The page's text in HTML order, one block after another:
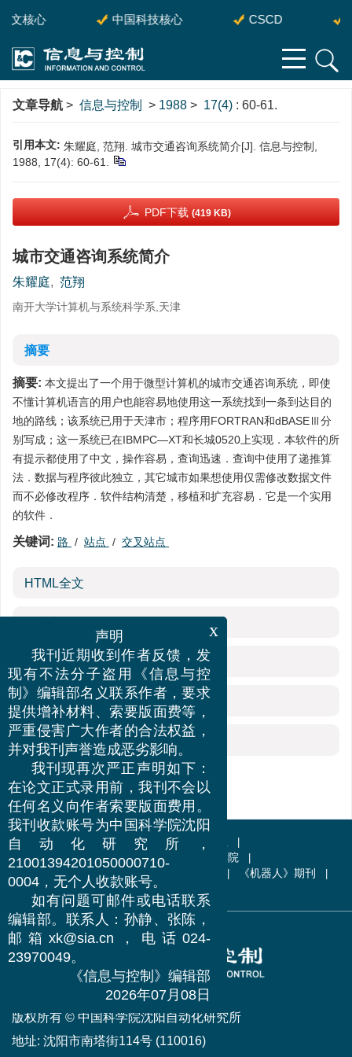
文核心 中国科技核心 CSCD
文章导航 > 信息与控制 > 1988 > 17(4) : 60-61.
引用本文: 朱耀庭, 范翔. 城市交通咨询系统简介[J]. 信息与控制,
1988, 17(4): 60-61.
PDF下载 (419 KB)
城市交通咨询系统简介
朱耀庭, 范翔
南开大学计算机与系统科学系,天津
摘要
摘要: 本文提出了一个用于微型计算机的城市交通咨询系统，即使
不懂计算机语言的用户也能容易地使用这一系统找到一条到达目的
地的路线；该系统已用于天津市；程序用FORTRAN和dBASEⅢ分
别写成；这一系统已在IBMPC—XT和长城0520上实现．本软件的所
有提示都使用了中文，操作容易，查询迅速．查询中使用了递推算
法．数据与程序彼此独立，其它城市如果想使用仅需修改数据文件
而不必修改程序．软件结构清楚，移植和扩充容易．它是一个实用
的软件．
关键词: 路 / 站点 / 交叉站点
HTML全文
相关文章
施引文献
资源附件 (0)
友情链接 中国自动化学会
科学出版社
中国科学技术协会
中国科学院
中国科学院沈阳自动化研究所
《机器人》期刊
更多+
版权所有 © 中国科学院沈阳自动化研究所
地址: 沈阳市南塔街114号 (110016)
x
声明
我刊近期收到作者反馈，发
现有不法分子盗用《信息与控
制》编辑部名义联系作者，要求
提供增补材料、索要版面费等，
严重侵害广大作者的合法权益，
并对我刊声誉造成恶劣影响。
我刊现再次严正声明如下：
在论文正式录用前，我刊不会以
任何名义向作者索要版面费用。
我刊收款账号为中国科学院沈阳
自动化研究所，
21001394201050000710-
0004，无个人收款账号。
如有问题可邮件或电话联系
编辑部。联系人：孙静、张陈，
邮箱xk@sia.cn，电话024-
23970049。
《信息与控制》编辑部
2026年07月08日